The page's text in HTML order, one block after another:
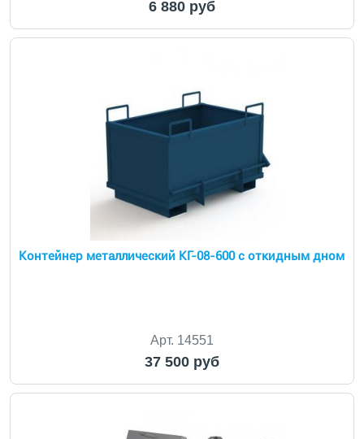
6 880 руб
Контейнер металлический КГ-08-600 с откидным дном
Арт. 14551
37 500 руб